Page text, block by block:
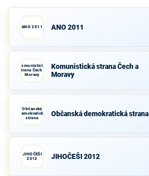
ANO 2011 ANO 2011
Komunistická
strana Čech a
Moravy
Komunistická strana Čech a
Moravy
Občanská
demokratická
strana
Občanská demokratická strana
JIHOČEŠI
2012
JIHOČEŠI 2012